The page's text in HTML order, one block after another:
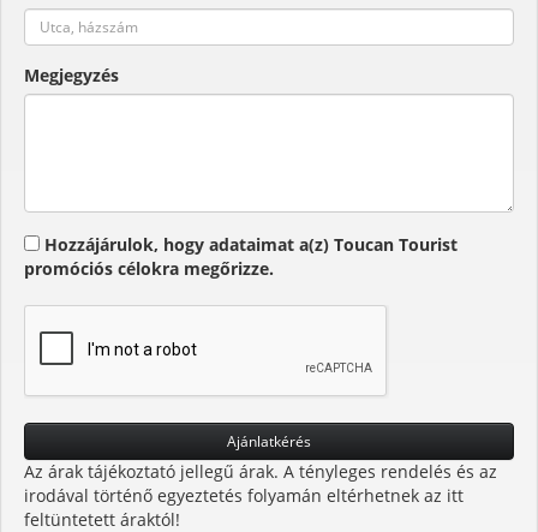
Megjegyzés
Hozzájárulok, hogy adataimat a(z) Toucan Tourist
promóciós célokra megőrizze.
Az árak tájékoztató jellegű árak. A tényleges rendelés és az
irodával történő egyeztetés folyamán eltérhetnek az itt
feltüntetett áraktól!